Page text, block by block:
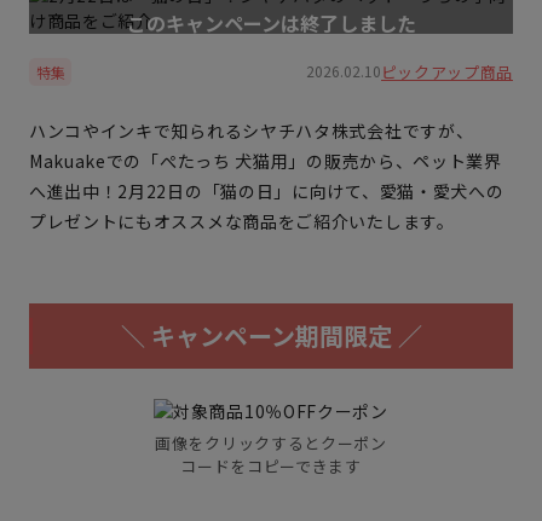
特集 ピックアップ商品
2026.02.10
ハンコやインキで知られるシヤチハタ株式会社ですが、
Makuakeでの「ぺたっち 犬猫用」の販売から、ペット業界
へ進出中！2月22日の「猫の日」に向けて、愛猫・愛犬への
プレゼントにもオススメな商品をご紹介いたします。
＼ キャンペーン期間限定 ／
画像をクリックするとクーポン
コードをコピーできます